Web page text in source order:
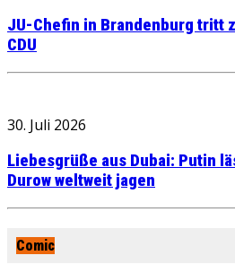
JU-Chefin in Brandenburg tritt
CDU
30. Juli 2026
Liebesgrüße aus Dubai: Putin
Durow weltweit jagen
Comic